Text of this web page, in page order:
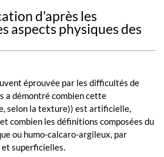
d'après les
aspects physiques des
éprouvée par les difficultés de
a démontré combien cette
selon la texture)) est artificielle,
combien les définitions composées du
ou humo-calcaro-argileux, par
et superficielles.